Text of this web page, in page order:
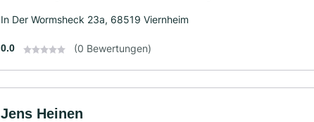
In Der Wormsheck 23a, 68519 Viernheim
0.0 (0 Bewertungen)
Jens Heinen